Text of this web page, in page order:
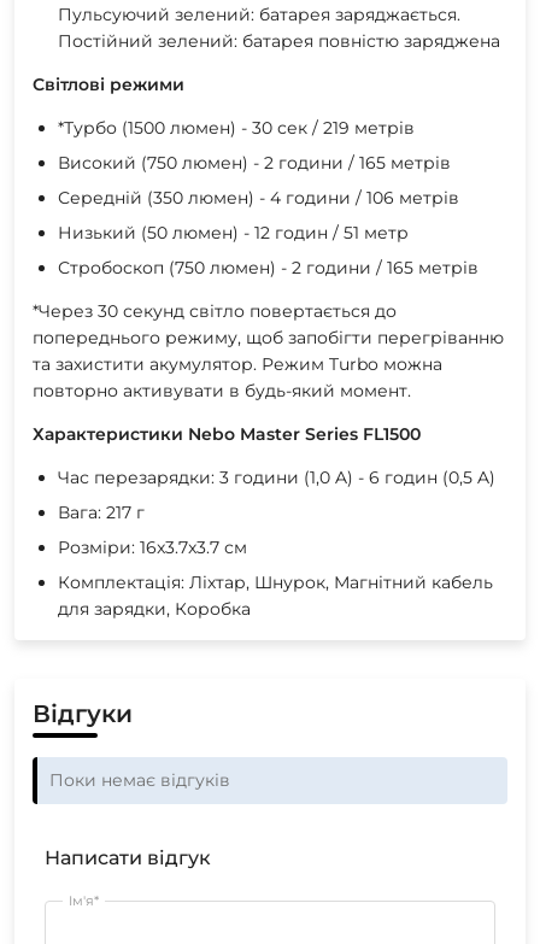
Пульсуючий зелений: батарея заряджається.
Постійний зелений: батарея повністю заряджена
Світлові режими
*Турбо (1500 люмен) - 30 сек / 219 метрів
Високий (750 люмен) - 2 години / 165 метрів
Середній (350 люмен) - 4 години / 106 метрів
Низький (50 люмен) - 12 годин / 51 метр
Стробоскоп (750 люмен) - 2 години / 165 метрів
*Через 30 секунд світло повертається до
попереднього режиму, щоб запобігти перегріванню
та захистити акумулятор. Режим Turbo можна
повторно активувати в будь-який момент.
Характеристики Nebo Master Series FL1500
Час перезарядки: 3 години (1,0 A) - 6 годин (0,5 A)
Вага: 217 г
Розміри: 16x3.7x3.7 см
Комплектація: Ліхтар, Шнурок, Магнітний кабель
для зарядки, Коробка
Відгуки
Поки немає відгуків
Написати відгук
Ім'я*